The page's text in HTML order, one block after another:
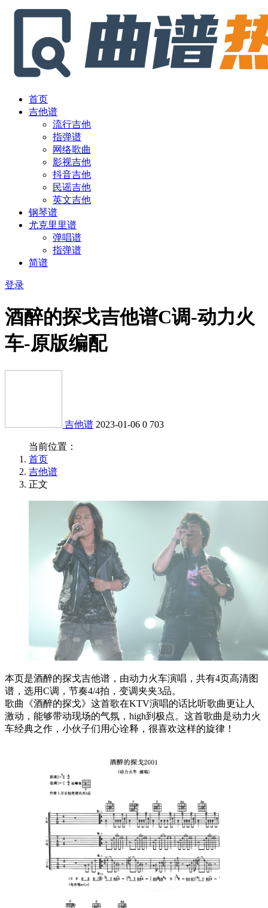
首页
吉他谱
流行吉他
指弹谱
网络歌曲
影视吉他
抖音吉他
民谣吉他
英文吉他
钢琴谱
尤克里里谱
弹唱谱
指弹谱
简谱
登录
酒醉的探戈吉他谱C调-动力火
车-原版编配
吉他谱 2023-01-06 0 703
当前位置：
首页
吉他谱
正文
本页是酒醉的探戈吉他谱，由动力火车演唱，共有4页高清图
谱，选用C调，节奏4/4拍，变调夹夹3品。
歌曲《酒醉的探戈》这首歌在KTV演唱的话比听歌曲更让人
激动，能够带动现场的气氛，high到极点。这首歌曲是动力火
车经典之作，小伙子们用心诠释，很喜欢这样的旋律！